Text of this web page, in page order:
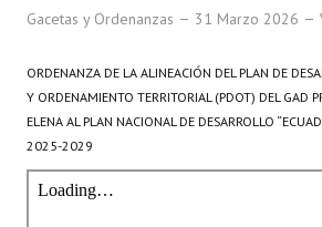
Gacetas y Ordenanzas 31 Marzo 2026
ORDENANZA DE LA ALINEACIÓN DEL PLAN DE
Y ORDENAMIENTO TERRITORIAL (PDOT) DEL GAD
ELENA AL PLAN NACIONAL DE DESARROLLO
2025-2029